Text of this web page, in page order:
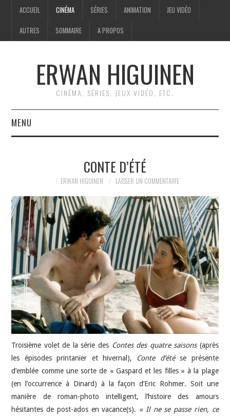
ACCUEIL CINÉMA SÉRIES ANIMATION JEU VIDÉO
AUTRES SOMMAIRE A PROPOS
ERWAN HIGUINEN
CINÉMA, SÉRIES, JEUX VIDÉO, ETC.
MENU
SÉRIES
ANIMATION
JEU VIDÉO
AUTRES
SOMMAIRE
A PROPOS
CONTE D’ÉTÉ
ERWAN HIGUINEN LAISSER UN COMMENTAIRE
Troisième volet de la série des Contes des quatre saisons(après
les épisodes printanier et hivernal), Conte d’étése présente
d’emblée comme une sorte de « Gaspard et les filles » à la plage
(en l’occurrence à Dinard) à la façon d’Eric Rohmer. Soit une
manière de roman-photo intelligent, l’histoire des amours
hésitantes de post-ados en vacance(s). « Il ne se passe rien, ce